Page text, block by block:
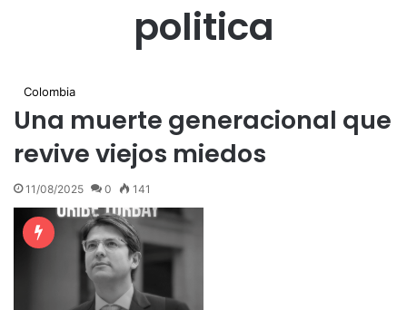
politica
Colombia
Una muerte generacional que
revive viejos miedos
11/08/2025 0 141